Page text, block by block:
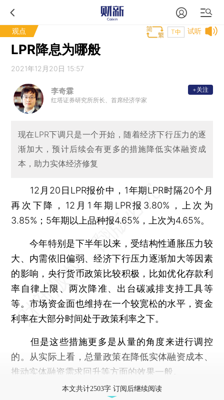
观点 试听
T中
LPR降息为哪般
2021年12月20日 15:57
李奇霖
红塔证券研究所所长、首席经济学家
+关注
现在LPR下调只是一个开始，随着经济下行压力的逐
渐加大，预计后续会有更多的措施降低实体融资成
本，助力实体经济修复
12月20日LPR报价中，1年期LPR时隔20个月
再次下降，12月1年期LPR报3.80%，上次为
3.85%；5年期以上品种报4.65%，上次为4.65%。
今年特别是下半年以来，受结构性通胀压力较
大、内需依旧偏弱、经济下行压力逐渐加大等因素
的影响，央行货币政策比较积极，比如优化存款利
率自律上限、两次降准、出台碳减排支持工具等
等。市场资金面也维持在一个较宽松的水平，资金
利率在大部分时间处于政策利率之下。
但是这些措施更多是从量的角度来进行调控
的。从实际上看，总量政策在降低实体融资成本、
推动实体融资需求回升等方面的效果一般。
本文共计2503字 订阅后继续阅读